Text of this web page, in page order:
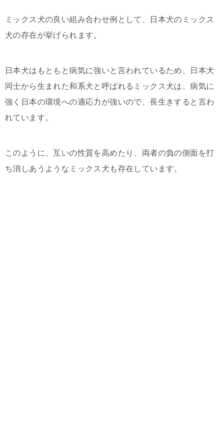
ミックス犬の良い組み合わせ例として、日本犬のミックス
犬の存在が挙げられます。
日本犬はもともと病気に強いと言われているため、日本犬
同士から生まれた和系犬と呼ばれるミックス犬は、病気に
強く日本の環境への適応力が強いので、長生きすると言わ
れています。
このように、互いの性質を高めたり、両者の負の側面を打
ち消しあうようなミックス犬も存在しています。